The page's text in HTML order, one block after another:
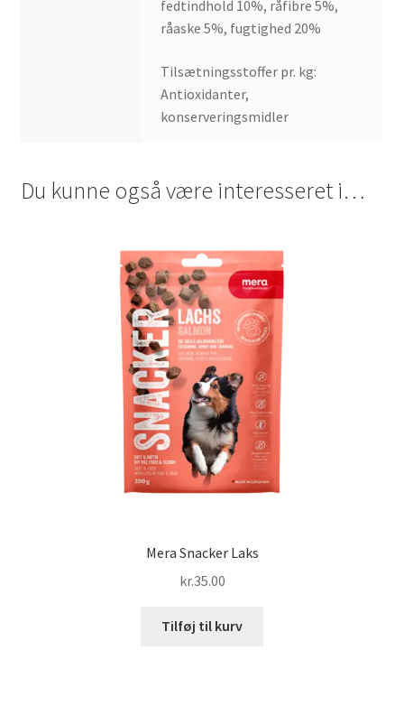
fedtindhold 10%, råfibre 5%,
råaske 5%, fugtighed 20%
Tilsætningsstoffer pr. kg:
Antioxidanter,
konserveringsmidler
Du kunne også være interesseret i…
Mera Snacker Laks
kr.35.00
Tilføj til kurv